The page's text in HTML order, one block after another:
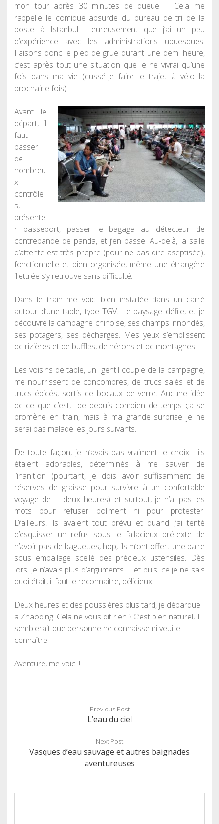
mon tour après 30 minutes de queue … Cela me
rappelle le comique absurde du bureau de tri de la
poste à Istanbul. Heureusement que j’ai un peu
d’expérience avec les administrations ubuesques.
Faisons donc le pied de grue durant une demi heure,
c’est après tout une situation que je ne vivrai qu’une
fois dans ma vie (dussé-je faire le trajet à vélo la
prochaine fois).
Avant le
départ, il
faut
passer
de
nombreu
x
contrôle
s,
présente
r passeport, passer le bagage au détecteur de
contrebande de panda, et j’en passe. Au-delà, la salle
d’attente est très propre (pour ne pas dire aseptisée),
fonctionnelle et bien organisée, même une étrangère
illettrée s’y retrouve sans difficulté.
Dans le train me voici bien installée dans un carré
autour d’une table, type TGV. Le paysage défile, et je
découvre la campagne chinoise, ses champs innondés,
ses potagers, ses décharges. Mes yeux s’emplissent
de rizières et de buffles, de hérons et de montagnes.
Les voisins de table, un gentil couple de la campagne,
me nourrissent de concombres, de trucs salés et de
trucs épicés, sortis de bocaux de verre. Aucune idée
de ce que c’est, de depuis combien de temps ça se
promène en train, mais à ma grande surprise je ne
serai pas malade les jours suivants.
De toute façon, je n’avais pas vraiment le choix : ils
étaient adorables, déterminés à me sauver de
l’inanition (pourtant, je dois avoir suffisamment de
réserves de graisse pour survivre à un confortable
voyage de … deux heures) et surtout, je n’ai pas les
mots pour refuser poliment ni pour protester.
D’ailleurs, ils avaient tout prévu et quand j’ai tenté
d’esquisser un refus sous le fallacieux prétexte de
n’avoir pas de baguettes, hop, ils m’ont offert une paire
sous emballage scellé des précieux ustensiles. Dès
lors, je n’avais plus d’arguments … et puis, ce je ne sais
quoi était, il faut le reconnaitre, délicieux.
Deux heures et des poussières plus tard, je débarque
a Zhaoqing. Cela ne vous dit rien ? C’est bien naturel, il
semblerait que personne ne connaisse ni veuille
connaître …
Aventure, me voici !
Previous Post
L’eau du ciel
Next Post
Vasques d’eau sauvage et autres baignades
aventureuses